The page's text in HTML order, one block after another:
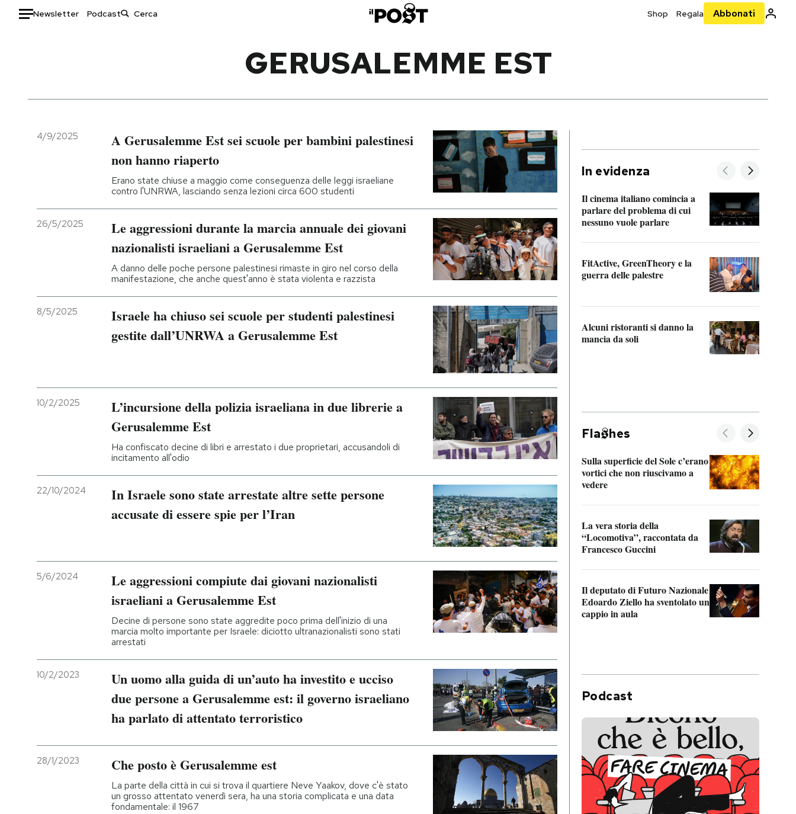
Newsletter Podcast Shop Regala Abbonati
Italia
Politica
Economia
Moda
Ok Boomer!
Media
Mondiali calcio 2026
SHOP
GERUSALEMME EST
4/9/2025
A Gerusalemme Est sei scuole per bambini palestinesi
non hanno riaperto
Erano state chiuse a maggio come conseguenza delle leggi israeliane
contro l'UNRWA, lasciando senza lezioni circa 600 studenti
26/5/2025
Le aggressioni durante la marcia annuale dei giovani
nazionalisti israeliani a Gerusalemme Est
A danno delle poche persone palestinesi rimaste in giro nel corso della
manifestazione, che anche quest'anno è stata violenta e razzista
8/5/2025
Israele ha chiuso sei scuole per studenti palestinesi
gestite dall’UNRWA a Gerusalemme Est
10/2/2025
L’incursione della polizia israeliana in due librerie a
Gerusalemme Est
Ha confiscato decine di libri e arrestato i due proprietari, accusandoli di
incitamento all'odio
22/10/2024
In Israele sono state arrestate altre sette persone
accusate di essere spie per l’Iran
5/6/2024
Le aggressioni compiute dai giovani nazionalisti
israeliani a Gerusalemme Est
Decine di persone sono state aggredite poco prima dell'inizio di una
marcia molto importante per Israele: diciotto ultranazionalisti sono stati
arrestati
10/2/2023
Un uomo alla guida di un’auto ha investito e ucciso
due persone a Gerusalemme est: il governo israeliano
ha parlato di attentato terroristico
28/1/2023 Che posto è Gerusalemme est
La parte della città in cui si trova il quartiere Neve Yaakov, dove c'è stato
un grosso attentato venerdì sera, ha una storia complicata e una data
fondamentale: il 1967
In evidenza
Il cinema italiano comincia a
parlare del problema di cui
nessuno vuole parlare
FitActive, GreenTheory e la
guerra delle palestre
Alcuni ristoranti si danno la
mancia da soli
Fla hes
Sulla superficie del Sole c’erano
vortici che non riuscivamo a
vedere
La vera storia della
“Locomotiva”, raccontata da
Francesco Guccini
Il deputato di Futuro Nazionale
Edoardo Ziello ha sventolato un
cappio in aula
Podcast